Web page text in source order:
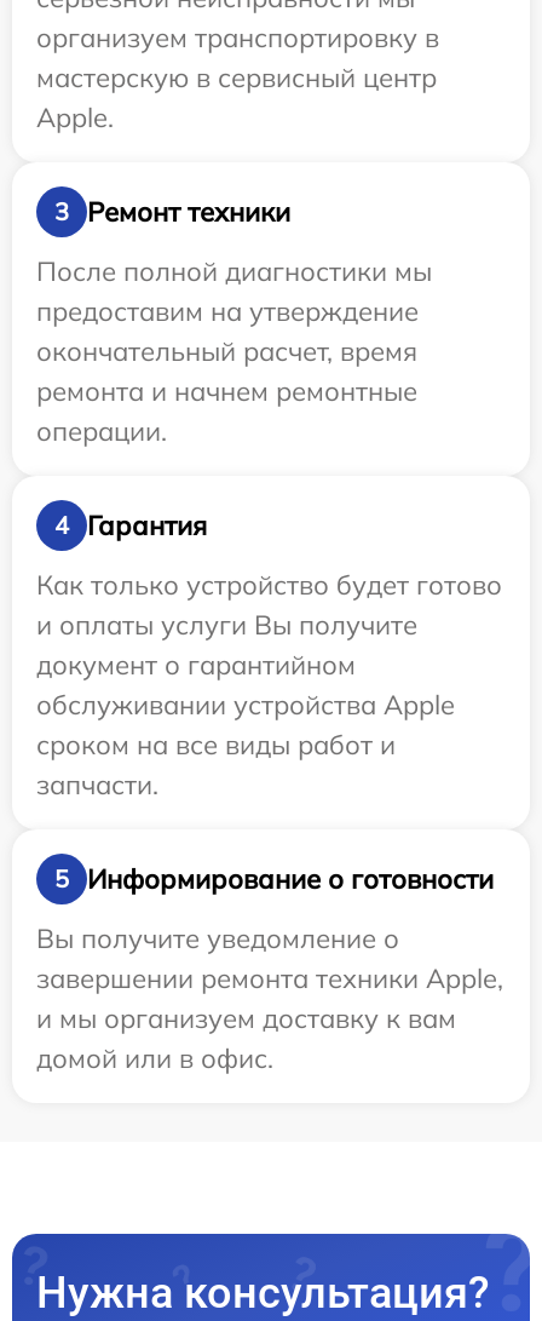
организуем транспортировку в
мастерскую в сервисный центр
Apple.
3
Ремонт техники
После полной диагностики мы
предоставим на утверждение
окончательный расчет, время
ремонта и начнем ремонтные
операции.
4
Гарантия
Как только устройство будет готово
и оплаты услуги Вы получите
документ о гарантийном
обслуживании устройства Apple
сроком на все виды работ и
запчасти.
5
Информирование о готовности
Вы получите уведомление о
завершении ремонта техники Apple,
и мы организуем доставку к вам
домой или в офис.
Нужна консультация?